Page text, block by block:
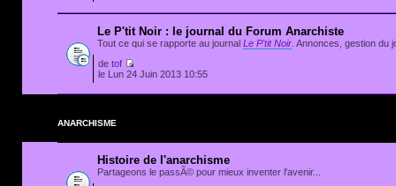
Le P'tit Noir : le journal du Forum Anarchiste
Tout ce qui se rapporte au journal Le P'tit Noir . Annonces, gestion du
de tof
le Lun 24 Juin 2013 10:55
ANARCHISME
Histoire de l'anarchisme
Partageons le passÃ© pour mieux inventer l'avenir...